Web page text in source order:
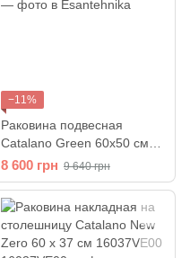
−11%
Раковина подвесная
Catalano Green 60х50 см
белая 160GR00
8 600 грн 9 640 грн